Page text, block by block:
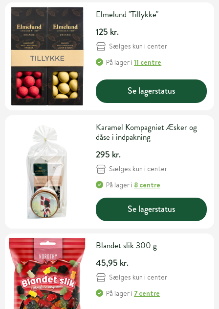
Elmelund "Tillykke"
125 kr.
Sælges kun i center
På lager i11 centre
Se lagerstatus
Karamel Kompagniet Æsker og
dåse i indpakning
295 kr.
Sælges kun i center
På lager i 8 centre
Se lagerstatus
Blandet slik 300 g
45,95 kr.
Sælges kun i center
På lager i 7 centre